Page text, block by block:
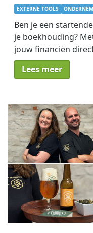
EXTERNE TOOLS
Ben je een
je boekhouding?
jouw financiën
Lees meer